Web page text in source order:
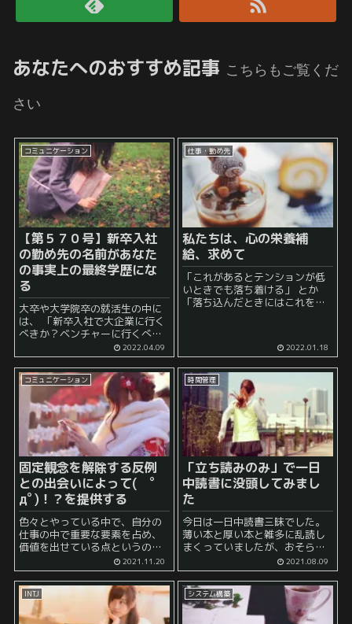
あなたへのおすすめ記事 こちらもご覧くだ
さい
コミュニケーション
【第５７０号】新卒入社
の勤め先の名前があなた
の事実上の最終学歴にな
る
大卒や大学院卒の就活生の中に
は、 「新卒入社で大企業に行く
べきか？ベンチャーに行くべき
定数存在するようです。 前提と
して、自分が大企業から内定を
もらえることを暗にほのめかし
ているこの悩みはあ...
2022.04.09
仕事・勤め先
私たちは、心の栄養補
給、求めて
「これがあるとテンションが低
いときでも落ち着ける」 とか
「落ち込んだときにはこれを食
あれ、...
2022.01.18
コミュニケーション
固定観念を解除する反例
との出会いによって( ﾟ
дﾟ)！？を提供する
色々とやっている中で、自分の
仕事の中で重要な要素を占め、
価値を出せている点というの
解除すること なのではないかと
感じることがあります。 固定観
念というとなんとも難しい表現
2021.11.20
時間管理
「立ち読みのみ」で一日
中読書に没頭してみまし
た
今日は一日中読書三昧でした。
薄い本と厚い本と雑多に乱読し
まくっていましたが、おそらく
今日だけで10冊以上は読んでい
ると思います。 もちろん、薄い
本の方が読み終わるのは早いで
すが、内容の充実度でいえばや
はりハードカバーの方が良...
2021.08.09
INTJ システム構築